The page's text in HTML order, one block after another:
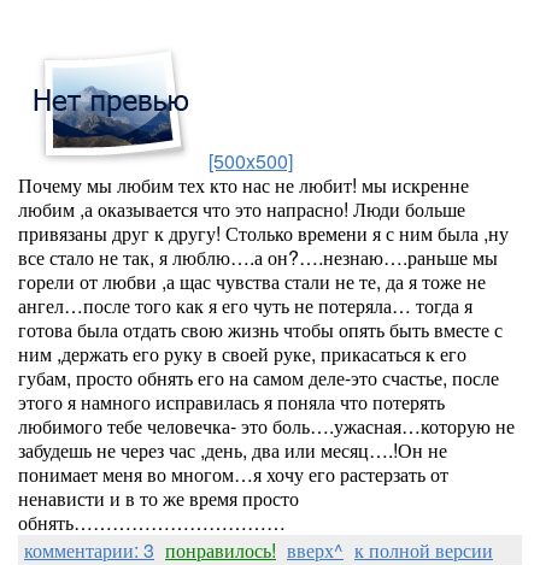
[500x500]
Почему мы любим тех кто нас не любит! мы искренне
любим ,а оказывается что это напрасно! Люди больше
привязаны друг к другу! Столько времени я с ним была ,ну
все стало не так, я люблю….а он?….незнаю….раньше мы
горели от любви ,а щас чувства стали не те, да я тоже не
ангел…после того как я его чуть не потеряла… тогда я
готова была отдать свою жизнь чтобы опять быть вместе с
ним ,держать его руку в своей руке, прикасаться к его
губам, просто обнять его на самом деле-это счастье, после
этого я намного исправилась я поняла что потерять
любимого тебе человечка- это боль….ужасная…которую не
забудешь не через час ,день, два или месяц….!Он не
понимает меня во многом…я хочу его растерзать от
ненависти и в то же время просто
обнять……………………………
комментарии: 3 понравилось! вверх^ к полной версии